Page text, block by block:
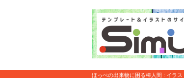
ほっぺの出来物に困る棒人間 : イラス